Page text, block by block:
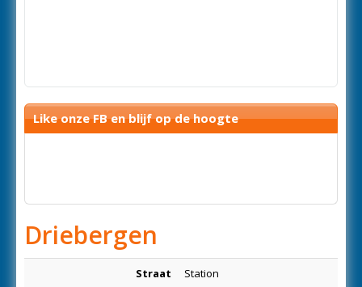
Like onze FB en blijf op de hoogte
Driebergen
Straat Station